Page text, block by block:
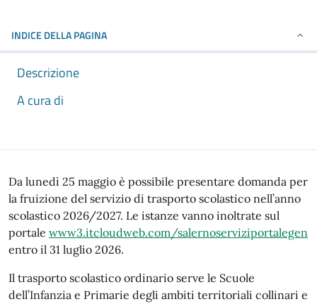
INDICE DELLA PAGINA
Descrizione
A cura di
Descrizione
Da lunedì 25 maggio è possibile presentare domanda per
la fruizione del servizio di trasporto scolastico nell’anno
scolastico 2026/2027. Le istanze vanno inoltrate sul
portale www3.itcloudweb.com/salernoserviziportalegen
entro il 31 luglio 2026.
Il trasporto scolastico ordinario serve le Scuole
dell’Infanzia e Primarie degli ambiti territoriali collinari e